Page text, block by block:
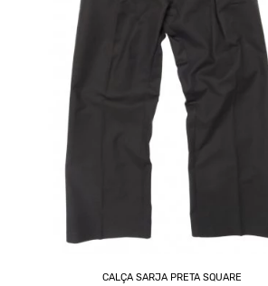
CALÇA SARJA PRETA SQUARE